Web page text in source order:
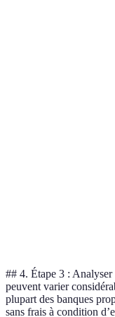
## 4. Étape 3 : Analyser
peuvent varier
plupart des banques
sans frais à condition